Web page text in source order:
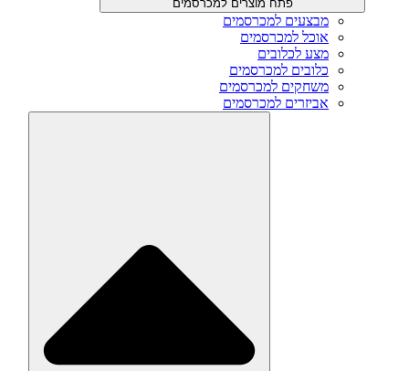
פתח מוצרים למכרסמים
מבצעים למכרסמים
אוכל למכרסמים
מצע לכלובים
כלובים למכרסמים
משחקים למכרסמים
אביזרים למכרסמים